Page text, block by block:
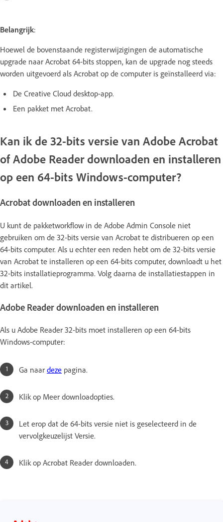
Belangrijk:
Hoewel de bovenstaande registerwijzigingen de automatische
upgrade naar Acrobat 64-bits stoppen, kan de upgrade nog steeds
worden uitgevoerd als Acrobat op de computer is geïnstalleerd via:
De Creative Cloud desktop-app.
Een pakket met Acrobat.
Kan ik de 32-bits versie van Adobe Acrobat
of Adobe Reader downloaden en installeren
op een 64-bits Windows-computer?
Acrobat downloaden en installeren
U kunt de pakketworkflow in de Adobe Admin Console niet
gebruiken om de 32-bits versie van Acrobat te distribueren op een
64-bits computer. Als u echter een reden hebt om de 32-bits versie
van Acrobat te installeren op een 64-bits computer, downloadt u het
32-bits installatieprogramma. Volg daarna de installatiestappen in
dit artikel.
Adobe Reader downloaden en installeren
Als u Adobe Reader 32-bits moet installeren op een 64-bits
Windows-computer:
Ga naar deze pagina.
Klik op Meer downloadopties.
Let erop dat de 64-bits versie niet is geselecteerd in de
vervolgkeuzelijst Versie.
Klik op Acrobat Reader downloaden.